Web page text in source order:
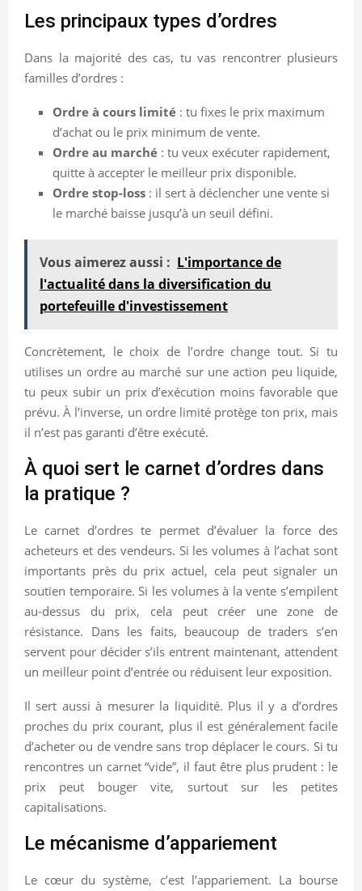
Les principaux types d’ordres
Dans la majorité des cas, tu vas rencontrer plusieurs
familles d’ordres :
Ordre à cours limité : tu fixes le prix maximum
d’achat ou le prix minimum de vente.
Ordre au marché : tu veux exécuter rapidement,
quitte à accepter le meilleur prix disponible.
Ordre stop-loss : il sert à déclencher une vente si
le marché baisse jusqu’à un seuil défini.
Vous aimerez aussi : L'importance de
l'actualité dans la diversification du
portefeuille d'investissement
Concrètement, le choix de l’ordre change tout. Si tu
utilises un ordre au marché sur une action peu liquide,
tu peux subir un prix d’exécution moins favorable que
prévu. À l’inverse, un ordre limité protège ton prix, mais
il n’est pas garanti d’être exécuté.
À quoi sert le carnet d’ordres dans
la pratique ?
Le carnet d’ordres te permet d’évaluer la force des
acheteurs et des vendeurs. Si les volumes à l’achat sont
importants près du prix actuel, cela peut signaler un
soutien temporaire. Si les volumes à la vente s’empilent
au-dessus du prix, cela peut créer une zone de
résistance. Dans les faits, beaucoup de traders s’en
servent pour décider s’ils entrent maintenant, attendent
un meilleur point d’entrée ou réduisent leur exposition.
Il sert aussi à mesurer la liquidité. Plus il y a d’ordres
proches du prix courant, plus il est généralement facile
d’acheter ou de vendre sans trop déplacer le cours. Si tu
rencontres un carnet “vide”, il faut être plus prudent : le
prix peut bouger vite, surtout sur les petites
capitalisations.
Le mécanisme d’appariement
Le cœur du système, c’est l’appariement. La bourse